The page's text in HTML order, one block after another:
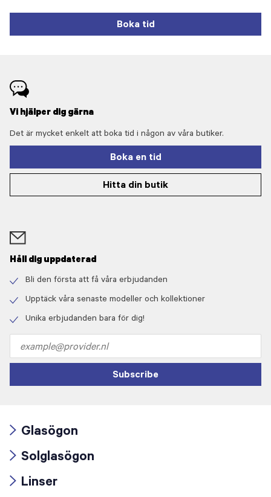
Boka tid
Vi hjälper dig gärna
Det är mycket enkelt att boka tid i någon av våra butiker.
Boka en tid
Hitta din butik
Håll dig uppdaterad
icon
Bli den första att få våra erbjudanden
icon
Upptäck våra senaste modeller och kollektioner
Unika erbjudanden bara för dig!
address
Subscribe
icon
Glasögon
icon
Solglasögon
Linser